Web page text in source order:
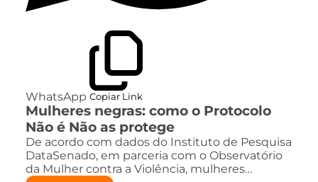
WhatsApp Copiar Link
Mulheres negras: como o Protocolo
Não é Não as protege
De acordo com dados do Instituto de Pesquisa
DataSenado, em parceria com o Observatório
da Mulher contra a Violência, mulheres…